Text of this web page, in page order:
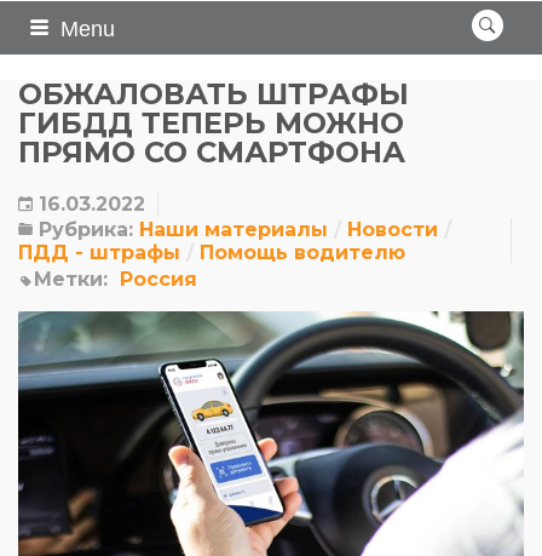
Menu
ОБЖАЛОВАТЬ ШТРАФЫ
ГИБДД ТЕПЕРЬ МОЖНО
ПРЯМО СО СМАРТФОНА
16.03.2022
Рубрика: Наши материалы
Новости
ПДД - штрафы
Помощь водителю
Метки: Россия